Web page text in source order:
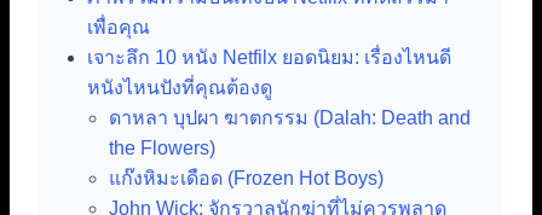
เพื่อคุณ
เจาะลึก 10 หนัง Netfilx ยอดนิยม: เรื่องไหนดี
หนังไหนปังที่คุณต้องดู
ดาหลา บุปผา ฆาตกรรม (Dalah: Death and
the Flowers)
แก๊งหิมะเดือด (Frozen Hot Boys)
John Wick: จักรวาลนักฆ่าที่ไม่ควรพลาด